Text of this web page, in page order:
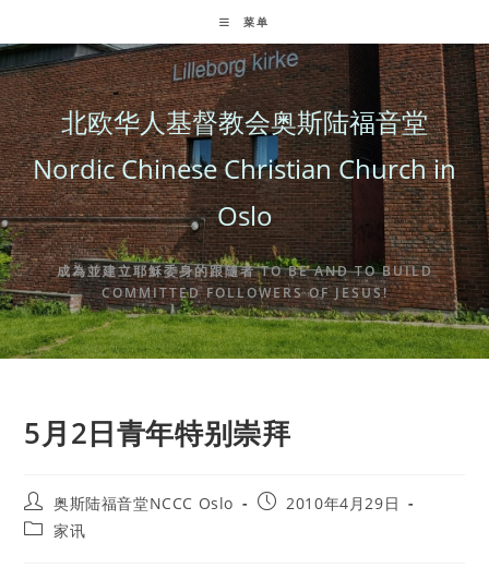
to
content
菜单
北欧华人基督教会奥斯陆福音堂
Nordic Chinese Christian Church in
Oslo
成為並建立耶穌委身的跟隨者 TO BE AND TO BUILD
COMMITTED FOLLOWERS OF JESUS!
5月2日青年特别崇拜
Post
author:
奥斯陆福音堂NCCC Oslo
Post2010年4月29日
Post家讯